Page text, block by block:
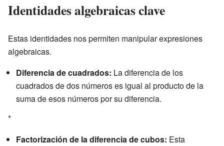
Identidades algebraicas clave
Estas identidades nos permiten manipular expresiones
algebraicas.
Diferencia de cuadrados: La diferencia de los
cuadrados de dos números es igual al producto de la
suma de esos números por su diferencia.
*
Factorización de la diferencia de cubos: Esta